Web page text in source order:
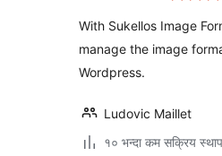
With Sukellos Image
manage the image
Wordpress.
Ludovic Maillet
१० भन्दा कम सक्रिय